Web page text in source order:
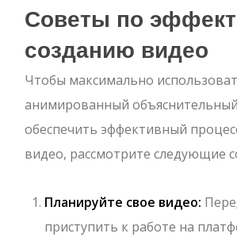
Советы по
созданию видео
Чтобы максимально
анимированный
обеспечить эффективный
видео, рассмотрите следующие
Планируйте свое видео:
приступить к работе на